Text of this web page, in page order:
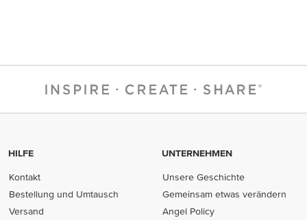
HILFE
Kontakt
Bestellung und Umtausch
Versand
UNTERNEHMEN
Unsere Geschichte
Gemeinsam etwas verändern
Angel Policy